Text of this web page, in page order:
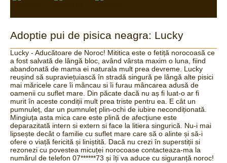
Adoptie pui de pisica neagra: Lucky
Lucky - Aducătoare de Noroc! Mititica este o fetiță norocoasă ce
a fost salvată de lângă bloc, având vârsta maxim o luna, fiind
abandonată de mama ei naturala mult prea devreme. Lucky
reușind să supraviețuiască în stradă singură pe lângă alte pisici
mai măricele care îi mâncau si îi furau mâncarea adusă de
oamenii cu suflet mare. Din păcate dacă nu aș fi luat-o ar fi
murit în aceste condiții mult prea triste pentru ea. E cât un
pumnuleț, dar un pumnuleț plin-ochi de iubire necondiționată.
Mingiuța asta mica care este plină de afecțiune este
deparazitată intern si extern si face la litiera singurică. Nu-i mai
lipsește decât o familie cu suflet mare care să o alinte și să-i
ofere o viață fericită și liniștită. Dacă nu crezi în superstiții si
rezonezi cu povestea micuței norocoase contacteaza-ma la
numărul de telefon 07******73 și îți va aduce cu siguranță noroc!